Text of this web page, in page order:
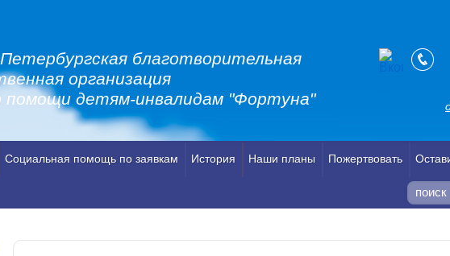
благотворительная
организация
помощи детям-инвалидам "Фортуна"
Социальная помощь по заявкам История Наши планы Пожертвовать